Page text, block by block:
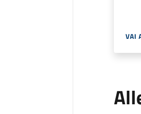
VAI